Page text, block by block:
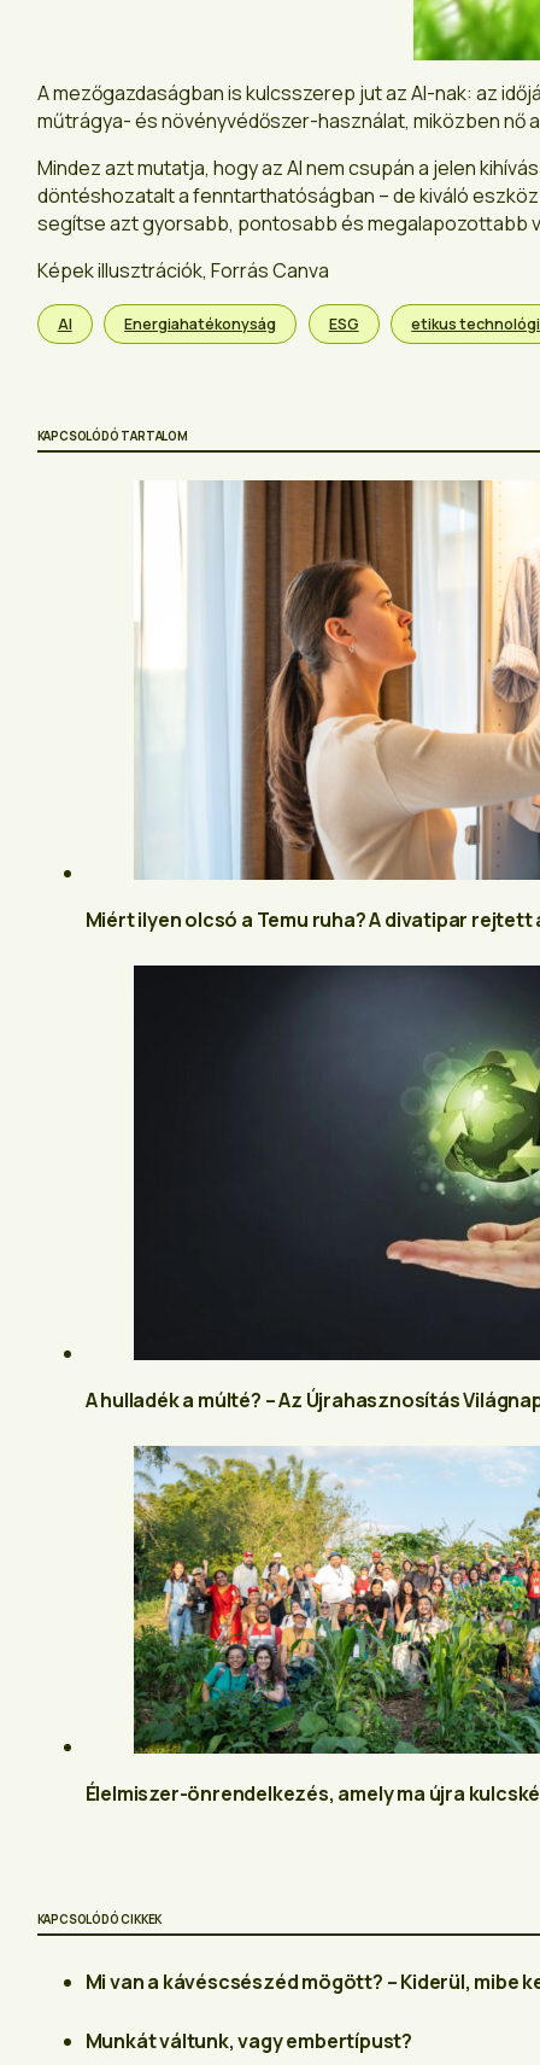
A mezőgazdaságban is kulcsszerep jut az AI-nak: az
műtrágya- és növényvédőszer-használat, miközben
Mindez azt mutatja, hogy az AI nem csupán a jelen
döntéshozatalt a fenntarthatóságban – de kiváló
segítse azt gyorsabb, pontosabb és megalapozottabb
Képek illusztrációk, Forrás Canva
AI Energiahatékonyság ESG etikus
KAPCSOLÓDÓ TARTALOM
Miért ilyen olcsó a Temu ruha? A divatipar rejtett
A hulladék a múlté? – Az Újrahasznosítás
Élelmiszer-önrendelkezés, amely ma újra
KAPCSOLÓDÓ CIKKEK
Mi van a kávéscsészéd mögött? – Kiderül, mibe
Munkát váltunk, vagy embertípust?